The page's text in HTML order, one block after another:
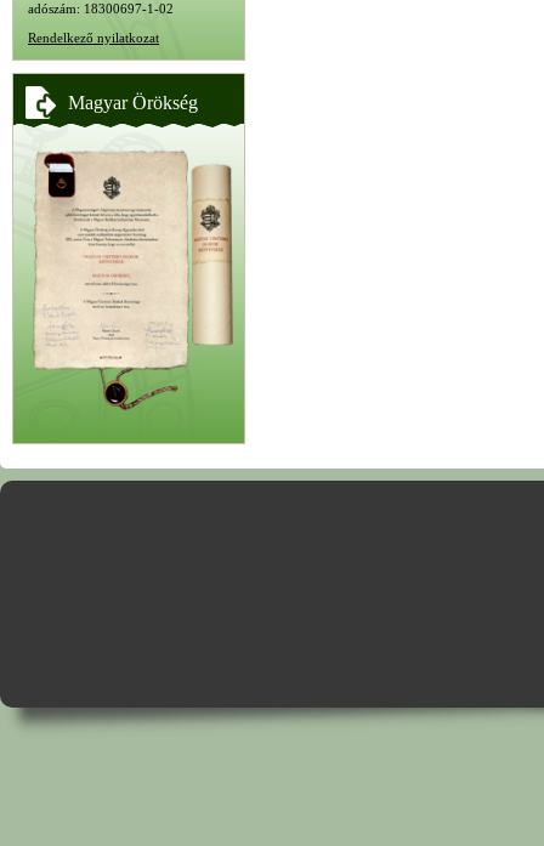
adószám: 18300697-1-02
Rendelkező nyilatkozat
Magyar Örökség